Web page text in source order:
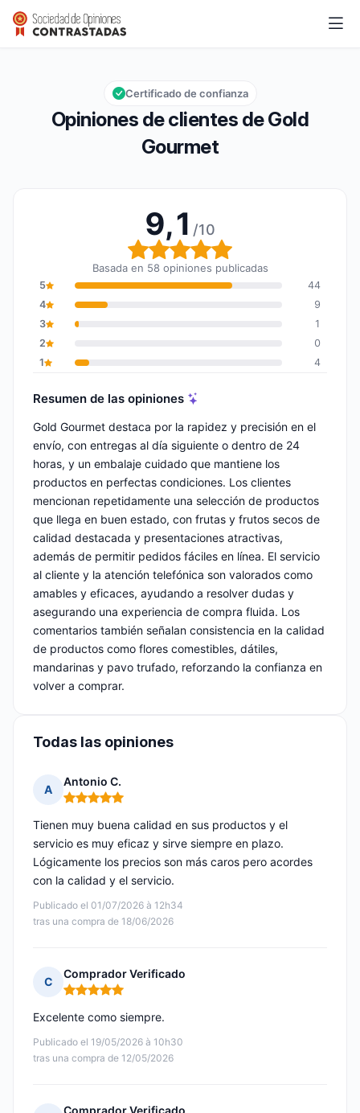
Gold Gourmet
Calificación global: 9,1 de 10
9,1/10
Opiniones de clientes de Gold
Gourmet
Certificado de confianza
9,1 /10
Calificación global: 9,1
Basada en 58 opiniones publicadas
5
44
4
9
3
1
2
0
1
4
Resumen de las opiniones
Gold Gourmet destaca por la rapidez y precisión en el
envío, con entregas al día siguiente o dentro de 24
horas, y un embalaje cuidado que mantiene los
productos en perfectas condiciones. Los clientes
mencionan repetidamente una selección de productos
que llega en buen estado, con frutas y frutos secos de
calidad destacada y presentaciones atractivas,
además de permitir pedidos fáciles en línea. El servicio
al cliente y la atención telefónica son valorados como
amables y eficaces, ayudando a resolver dudas y
asegurando una experiencia de compra fluida. Los
comentarios también señalan consistencia en la calidad
de productos como flores comestibles, dátiles,
mandarinas y pavo trufado, reforzando la confianza en
volver a comprar.
Todas las opiniones
A
Antonio C.
Nota: 5 de 5
Publicado el 01/07/2026 à 12h34
tras una compra de 18/06/2026
Tienen muy buena calidad en sus productos y el
servicio es muy eficaz y sirve siempre en plazo.
Lógicamente los precios son más caros pero acordes
con la calidad y el servicio.
C
Comprador Verificado
Nota: 5 de 5
Publicado el 19/05/2026 à 10h30
tras una compra de 12/05/2026
Excelente como siempre.